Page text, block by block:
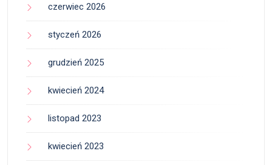
czerwiec 2026
styczeń 2026
grudzień 2025
kwiecień 2024
listopad 2023
kwiecień 2023